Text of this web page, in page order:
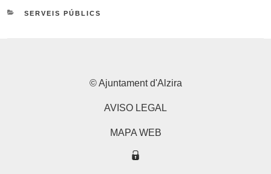
CATEGORIES
SERVEIS PÚBLICS
© Ajuntament d'Alzira
AVISO LEGAL
MAPA WEB